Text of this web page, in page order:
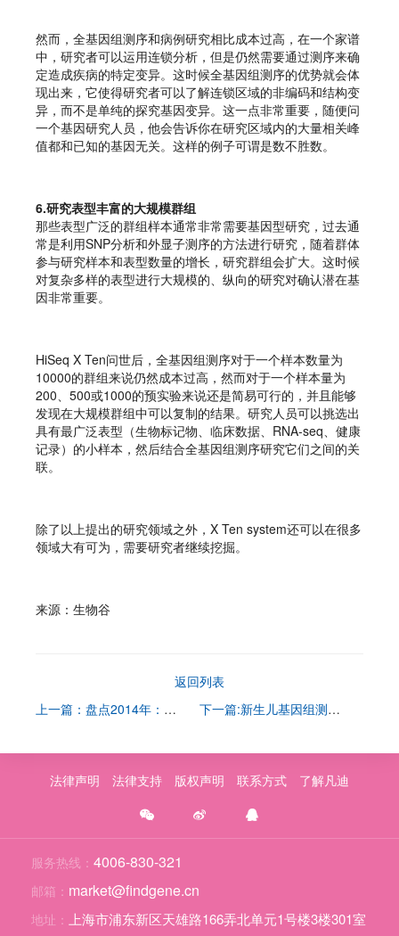
然而，全基因组测序和病例研究相比成本过高，在一个家谱
中，研究者可以运用连锁分析，但是仍然需要通过测序来确
定造成疾病的特定变异。这时候全基因组测序的优势就会体
现出来，它使得研究者可以了解连锁区域的非编码和结构变
异，而不是单纯的探究基因变异。这一点非常重要，随便问
一个基因研究人员，他会告诉你在研究区域内的大量相关峰
值都和已知的基因无关。这样的例子可谓是数不胜数。
6.研究表型丰富的大规模群组
那些表型广泛的群组样本通常非常需要基因型研究，过去通
常是利用SNP分析和外显子测序的方法进行研究，随着群体
参与研究样本和表型数量的增长，研究群组会扩大。这时候
对复杂多样的表型进行大规模的、纵向的研究对确认潜在基
因非常重要。
HiSeq X Ten问世后，全基因组测序对于一个样本数量为
10000的群组来说仍然成本过高，然而对于一个样本量为
200、500或1000的预实验来说还是简易可行的，并且能够
发现在大规模群组中可以复制的结果。研究人员可以挑选出
具有最广泛表型（生物标记物、临床数据、RNA-seq、健康
记录）的小样本，然后结合全基因组测序研究它们之间的关
联。
除了以上提出的研究领域之外，X Ten system还可以在很多
领域大有可为，需要研究者继续挖掘。
来源：生物谷
返回列表
上一篇：盘点2014年：基因领域的8项重大突破
下一篇:新生儿基因组测序：父母怎么想？数据告诉你！
法律声明 法律支持 版权声明 联系方式 了解凡迪
服务热线： 4006-830-321
邮箱： market@findgene.cn
地址： 上海市浦东新区天雄路166弄北单元1号楼3楼301室